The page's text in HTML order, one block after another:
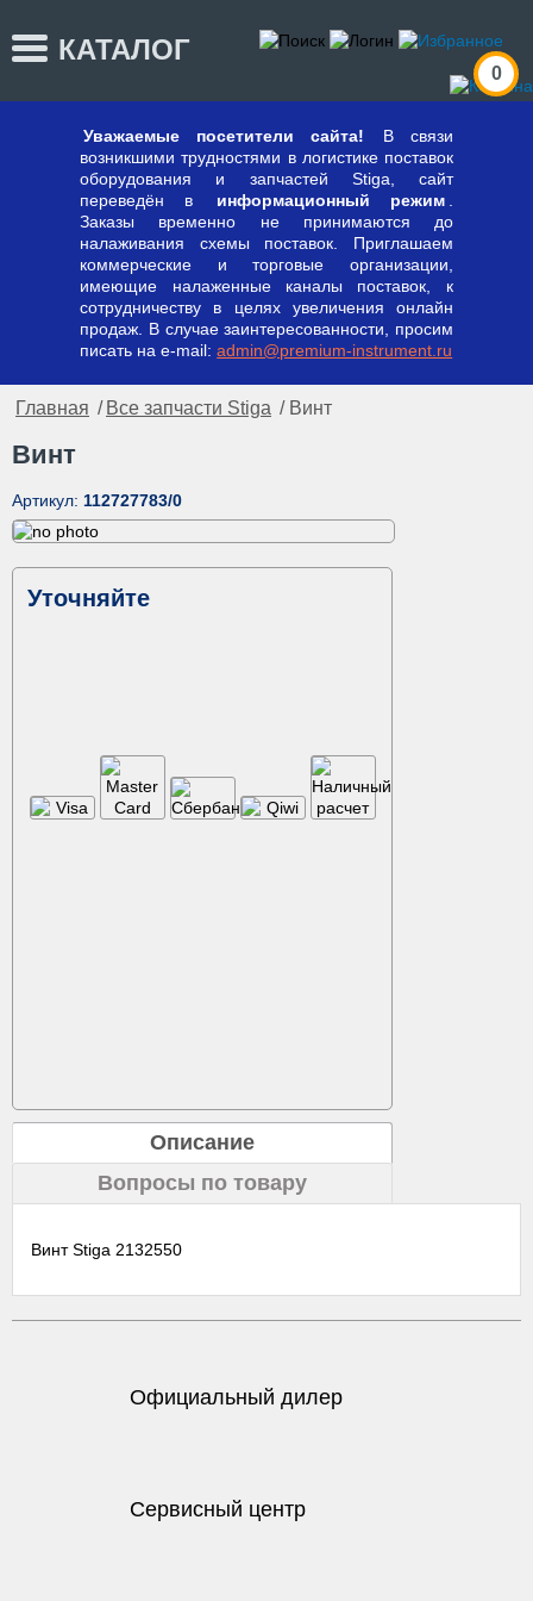
КАТАЛОГ
0
Уважаемые посетители сайта!
В связи
возникшими трудностями в логистике поставок
оборудования и запчастей Stiga, сайт
переведён в
информационный режим
Заказы временно не принимаются до
налаживания схемы поставок. Приглашаем
коммерческие и торговые организации,
имеющие налаженные каналы поставок, к
сотрудничеству в целях увеличения онлайн
продаж. В случае заинтересованности, просим
писать на e-mail:admin@premium-instrument.ru
Главная / Все запчасти Stiga / Винт
Винт
Артикул: 112727783/0
Уточняйте
Описание
Вопросы по товару
Винт Stiga 2132550
Официальный дилер
Сервисный центр